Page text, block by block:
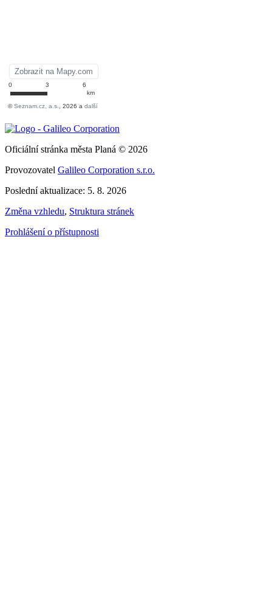
Oficiální stránka města Planá © 2026
Provozovatel Galileo Corporation s.r.o.
Poslední aktualizace: 5. 8. 2026
Změna vzhledu, Struktura stránek
Prohlášení o přístupnosti